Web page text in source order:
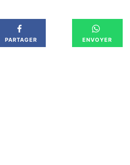
PARTAGER ENVOYER